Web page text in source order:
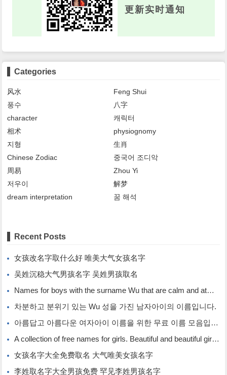
更新实时通知
Categories
风水
Feng Shui
풍수
八字
character
캐릭터
相术
physiognomy
지형
生肖
Chinese Zodiac
중국어 조디악
周易
Zhou Yi
저우이
解梦
dream interpretation
꿈 해석
Recent Posts
女孩改名字取什么好 唯美大气女孩名字
吴姓沉稳大气男孩名字 吴姓男孩取名
Names for boys with the surname Wu that are calm and atmospheric. Names for boys with the surname Wu.
차분하고 분위기 있는 Wu 성을 가진 남자아이의 이름입니다.
아름답고 아름다운 여자아이 이름을 위한 무료 이름 모음입니다.
A collection of free names for girls. Beautiful and beautiful girl names.
女孩名字大全免费取名 大气唯美女孩名字
李姓取名字大全男孩免费 罕见李姓男孩名字